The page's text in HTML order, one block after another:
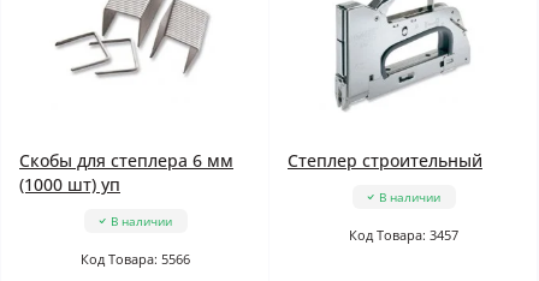
Скобы для степлера 6 мм
(1000 шт) уп
В наличии
Код Товара: 5566
Степлер строительный
В наличии
Код Товара: 3457